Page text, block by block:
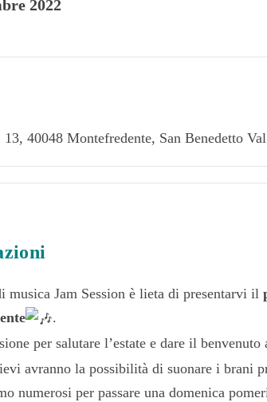
2022
40048 Montefredente, San Benedetto
musica Jam Session è lieta di presentarvi il
.
per salutare l’estate e dare il benvenuto
avranno la possibilità di suonare i brani
numerosi per passare una domenica